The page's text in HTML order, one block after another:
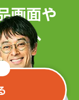
画面や
方へ